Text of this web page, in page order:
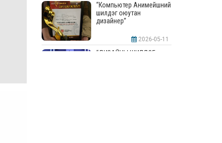
“Компьютер Анимейшний
шилдэг оюутан
дизайнер”
2026-05-11
“ДИЗАЙНЫ ШИЛДЭГ